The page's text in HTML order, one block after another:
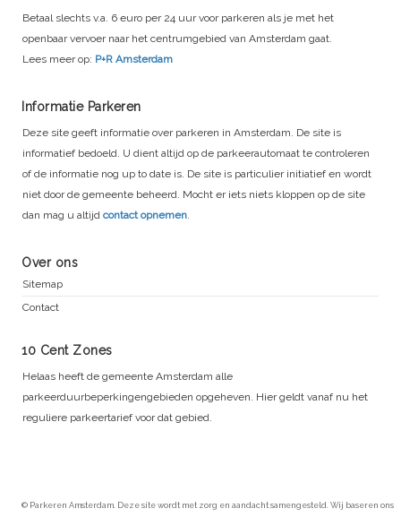
Betaal slechts v.a. 6 euro per 24 uur voor parkeren als je met het
openbaar vervoer naar het centrumgebied van Amsterdam gaat.
Lees meer op: P+R Amsterdam
Informatie Parkeren
Deze site geeft informatie over parkeren in Amsterdam. De site is
informatief bedoeld. U dient altijd op de parkeerautomaat te controleren
of de informatie nog up to date is. De site is particulier initiatief en wordt
niet door de gemeente beheerd. Mocht er iets niets kloppen op de site
dan mag u altijd contact opnemen
Over ons
Sitemap
Contact
10 Cent Zones
Helaas heeft de gemeente Amsterdam alle
parkeerduurbeperkingengebieden opgeheven. Hier geldt vanaf nu het
reguliere parkeertarief voor dat gebied.
© Parkeren Amsterdam. Deze site wordt met zorg en aandacht samengesteld. Wij baseren ons